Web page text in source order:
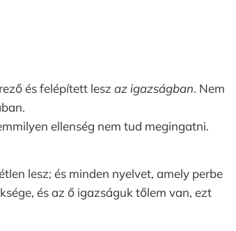
és felépített lesz az igazságban. Nem
ellenség nem tud megingatni.
lesz; és minden nyelvet, amely perbe
és az ő igazságuk tőlem van, ezt